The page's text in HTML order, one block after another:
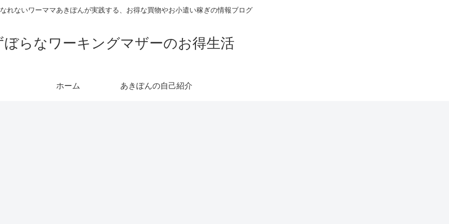
れないワーママあきぽんが実践する、お得な買物やお小遣い稼ぎの情報ブログ
ぼらなワーキングマザーのお得生活
ホーム あきぽんの自己紹介